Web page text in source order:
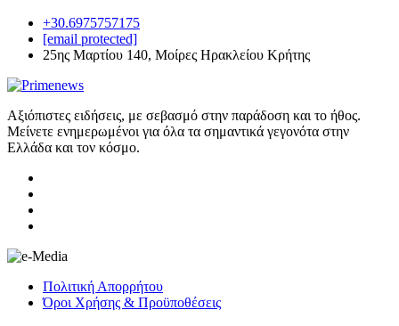
+30.6975757175
[email protected]
25ης Μαρτίου 140, Μοίρες Ηρακλείου Κρήτης
Αξιόπιστες ειδήσεις, με σεβασμό στην παράδοση και το ήθος.
Μείνετε ενημερωμένοι για όλα τα σημαντικά γεγονότα στην
Ελλάδα και τον κόσμο.
Πολιτική Απορρήτου
Όροι Χρήσης & Προϋποθέσεις